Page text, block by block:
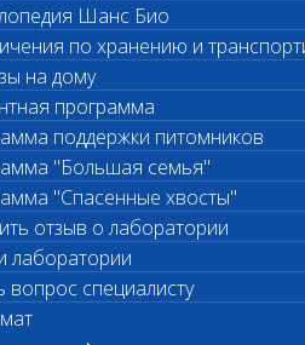
Шанс Био
по хранению и
на дому
программа
поддержки питомников
"Большая семья"
"Спасенные хвосты"
отзыв о лаборатории
лаборатории
вопрос специалисту
исследования